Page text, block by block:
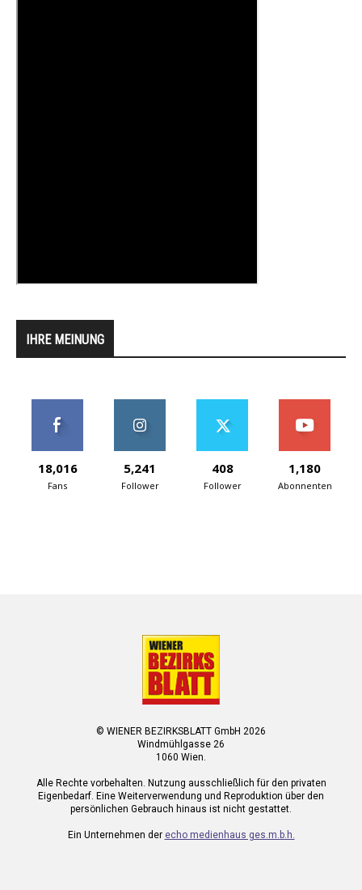
IHRE MEINUNG
18,016
Fans
5,241
Follower
408
Follower
1,180
Abonnenten
© WIENER BEZIRKSBLATT GmbH 2026
Windmühlgasse 26
1060 Wien.
Alle Rechte vorbehalten. Nutzung ausschließlich für den privaten
Eigenbedarf. Eine Weiterverwendung und Reproduktion über den
persönlichen Gebrauch hinaus ist nicht gestattet.
Ein Unternehmen der echo medienhaus ges.m.b.h.